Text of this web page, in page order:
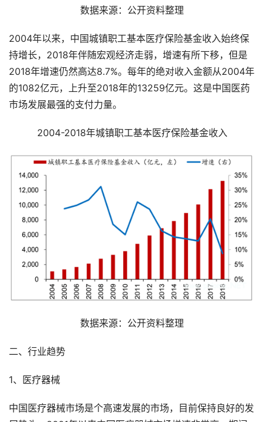
数据来源：公开资料整理
2004年以来，中国城镇职工基本医疗保险基金收入始终保
持增长，2018年伴随宏观经济走弱，增速有所下移，但是
2018年增速仍然高达8.7%。每年的绝对收入金额从2004年
的1082亿元，上升至2018年的13259亿元。这是中国医药
市场发展最强的支付力量。
2004-2018年城镇职工基本医疗保险基金收入
数据来源：公开资料整理
二、行业趋势
1、医疗器械
中国医疗器械市场是个高速发展的市场，目前保持良好的发